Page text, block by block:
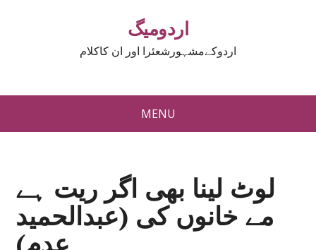
اردومیگ
اردوکےمشہورشعئرا اور ان کاکلام
MENU
لوٹ لینا بھی اگر ریت ہے
مے خانوں کی (عبدالحمید
عدم)